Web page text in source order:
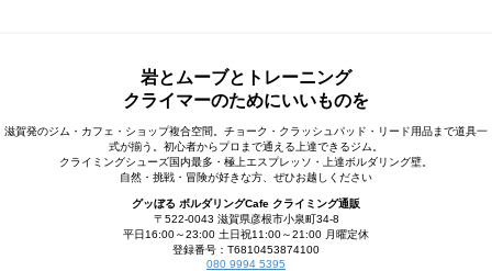
岩とムーブとトレーニング
クライマーのためにいいものを
滋賀発のジム・カフェ・ショップ複合空間。チョーク・クラッシュパッド・リード用品まで道具一
式が揃う。初心者からプロまで通える上達できるジム。
クライミングシューズ国内最多・極上エスプレッソ・上達ボルダリング壁。
自然・挑戦・冒険が好きな方、ぜひお越しください
グッぼる ボルダリングCafe クライミング通販
〒522-0043 滋賀県彦根市小泉町34-8
平日16:00～23:00 土日祝11:00～21:00 月曜定休
登録番号：T6810453874100
080 9994 5395